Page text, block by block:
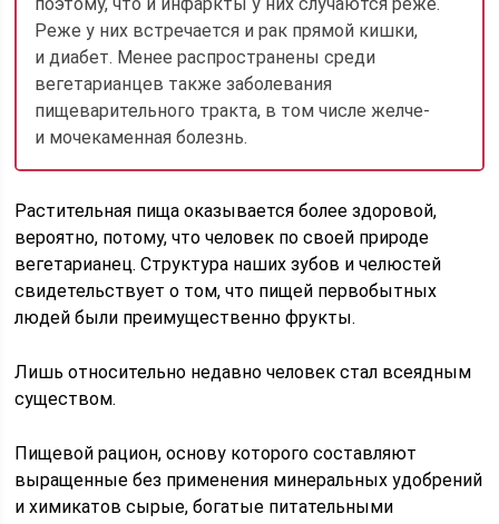
поэтому, что и инфар­кты у них случаются реже.
Реже у них встречается и рак прямой кишки,
и диабет. Менее распространены сре­ди
вегетарианцев также заболевания
пищеварительного тракта, в том чис­ле желче-
и мочекаменная болезнь.
Растительная пища оказывается бо­лее здоровой,
вероятно, потому, что человек по своей природе
вегетариа­нец. Структура наших зубов и челюс­тей
свидетельствует о том, что пищей первобытных
людей были преимущес­твенно фрукты.
Лишь относительно недавно человек стал всеядным
су­ществом.
Пищевой рацион, основу которого составляют
выращенные без применения минеральных удобрений
и химикатов сырые, богатые пита­тельными